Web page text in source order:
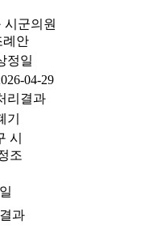
시군의원
례안
정일
04-29
리결과
기
시
조
과